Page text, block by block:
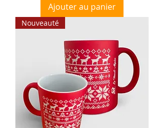
Ajouter au panier
Nouveauté